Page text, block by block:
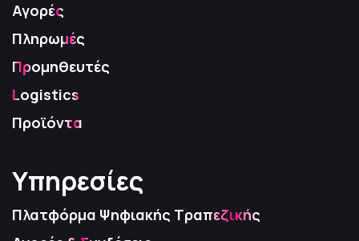
Αγορές
Πληρωμές
Προμηθευτές
Logistics
Προϊόντα
Υπηρεσίες
Υπηρεσίες
Υπηρεσίες
Πλατφόρμα Ψηφιακής Τραπεζικής